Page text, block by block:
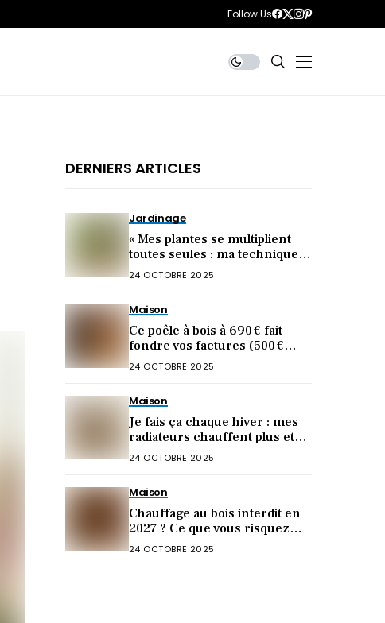
Follow Us
DERNIERS ARTICLES
Jardinage
« Mes plantes se multiplient
toutes seules : ma technique
inratable (à tester
24 OCTOBRE 2025
Maison
Ce poêle à bois à 690 € fait
fondre vos factures (500 €
d’économies !)
24 OCTOBRE 2025
Maison
Je fais ça chaque hiver : mes
radiateurs chauffent plus et
ma facture chute (0€
24 OCTOBRE 2025
Maison
Chauffage au bois interdit en
2027 ? Ce que vous risquez
vraiment chez vous
24 OCTOBRE 2025